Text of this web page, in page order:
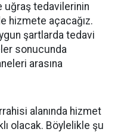
uğraş tedavilerinin
hizmete açacağız.
şartlarda tedavi
sonucunda
arasına
alanında hizmet
olacak. Böylelikle şu